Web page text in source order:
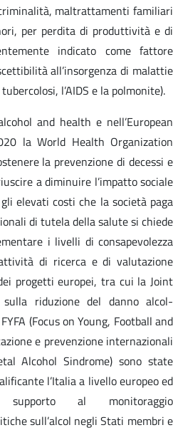
maltrattamenti familiari
per perdita di produttività e di
indicato come fattore
all’insorgenza di malattie
l’AIDS e la polmonite).
and health e nell’European
la World Health Organization
la prevenzione di decessi e
a diminuire l’impatto sociale
elevati costi che la società paga
di tutela della salute si chiede
i livelli di consapevolezza
di ricerca e di valutazione
progetti europei, tra cui la Joint
sulla riduzione del danno alcol-
(Focus on Young, Football and
e prevenzione internazionali
Alcohol Sindrome) sono state
l’Italia a livello europeo ed
supporto al monitoraggio
sull’alcol negli Stati membri e